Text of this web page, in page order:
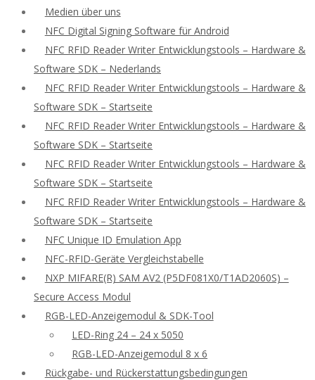
Medien über uns
NFC Digital Signing Software für Android
NFC RFID Reader Writer Entwicklungstools – Hardware &
Software SDK – Nederlands
NFC RFID Reader Writer Entwicklungstools – Hardware &
Software SDK – Startseite
NFC RFID Reader Writer Entwicklungstools – Hardware &
Software SDK – Startseite
NFC RFID Reader Writer Entwicklungstools – Hardware &
Software SDK – Startseite
NFC RFID Reader Writer Entwicklungstools – Hardware &
Software SDK – Startseite
NFC Unique ID Emulation App
NFC-RFID-Geräte Vergleichstabelle
NXP MIFARE(R) SAM AV2 (P5DF081X0/T1AD2060S) –
Secure Access Modul
RGB-LED-Anzeigemodul & SDK-Tool
LED-Ring 24 – 24 x 5050
RGB-LED-Anzeigemodul 8 x 6
Rückgabe- und Rückerstattungsbedingungen